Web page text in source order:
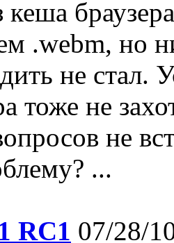
.webm, но
не стал.
тоже не
не
...
RC1 07/28/